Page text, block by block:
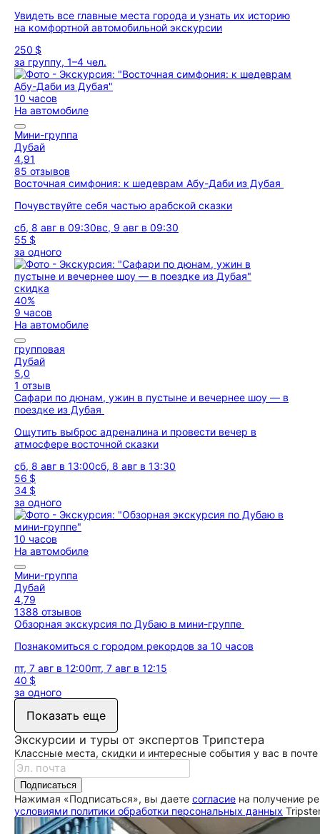
Увидеть все главные места города и узнать их историю
на комфортной автомобильной экскурсии
250 $
за группу, 1–4 чел.
10 часов
На автомобиле
Мини-группа
Дубай
4,91
85 отзывов
Восточная симфония: к шедеврам Абу-Даби из Дубая
Почувствуйте себя частью арабской сказки
сб, 8 авг в 09:30вс, 9 авг в 09:30
55 $
за одного
скидка
40%
9 часов
На автомобиле
групповая
Дубай
5,0
1 отзыв
Сафари по дюнам, ужин в пустыне и вечернее шоу — в
поездке из Дубая
Ощутить выброс адреналина и провести вечер в
атмосфере восточной сказки
сб, 8 авг в 13:00сб, 8 авг в 13:30
56 $
34 $
за одного
10 часов
На автомобиле
Мини-группа
Дубай
4,79
1388 отзывов
Обзорная экскурсия по Дубаю в мини-группе
Познакомиться с городом рекордов за 10 часов
пт, 7 авг в 12:00пт, 7 авг в 12:15
40 $
за одного
Показать еще
Экскурсии и туры от экспертов Трипстера
Классные места, скидки и интересные события у вас в почте
Подписаться
Нажимая «Подписаться», вы даете согласие на получение
условиями политики обработки персональных данных